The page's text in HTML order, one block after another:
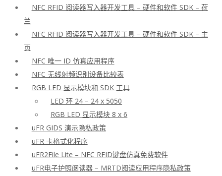
NFC RFID 阅读器写入器开发工具 – 硬件和软件 SDK – 荷
兰
NFC RFID 阅读器写入器开发工具 – 硬件和软件 SDK – 主
页
NFC 唯一 ID 仿真应用程序
NFC 无线射频识别设备比较表
RGB LED 显示模块和 SDK 工具
LED 环 24 – 24 x 5050
RGB LED 显示模块 8 x 6
uFR GIDS 演示隐私政策
uFR 卡格式化程序
uFR2File Lite – NFC RFID键盘仿真免费软件
uFR电子护照阅读器 – MRTD阅读应用程序隐私政策